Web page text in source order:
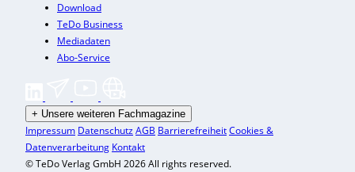
Download
TeDo Business
Mediadaten
Abo-Service
+ Unsere weiteren Fachmagazine
Impressum DatenschutzAGB BarrierefreiheitCookies &
Datenverarbeitung Kontakt
© TeDo Verlag GmbH 2026 All rights reserved.